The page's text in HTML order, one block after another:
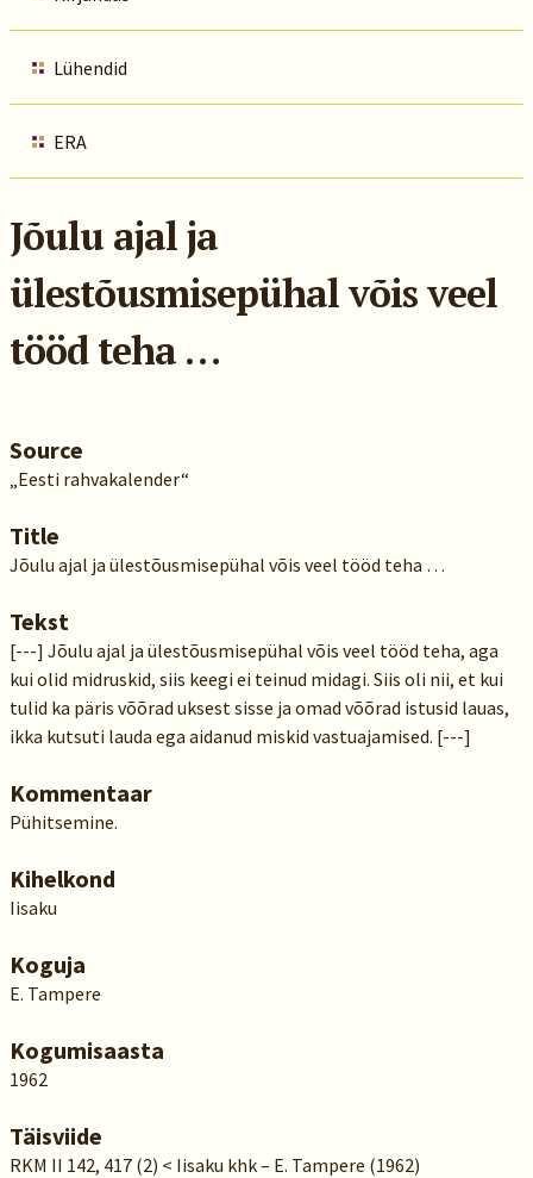
Lühendid
ERA
Jõulu ajal ja
ülestõusmisepühal võis veel
tööd teha …
Source
„Eesti rahvakalender“
Title
Jõulu ajal ja ülestõusmisepühal võis veel tööd teha …
Tekst
[---] Jõulu ajal ja ülestõusmisepühal võis veel tööd teha, aga
kui olid midruskid, siis keegi ei teinud midagi. Siis oli nii, et kui
tulid ka päris võõrad uksest sisse ja omad võõrad istusid lauas,
ikka kutsuti lauda ega aidanud miskid vastuajamised. [---]
Kommentaar
Pühitsemine.
Kihelkond
Iisaku
Koguja
E. Tampere
Kogumisaasta
1962
Täisviide
RKM II 142, 417 (2) < Iisaku khk – E. Tampere (1962)